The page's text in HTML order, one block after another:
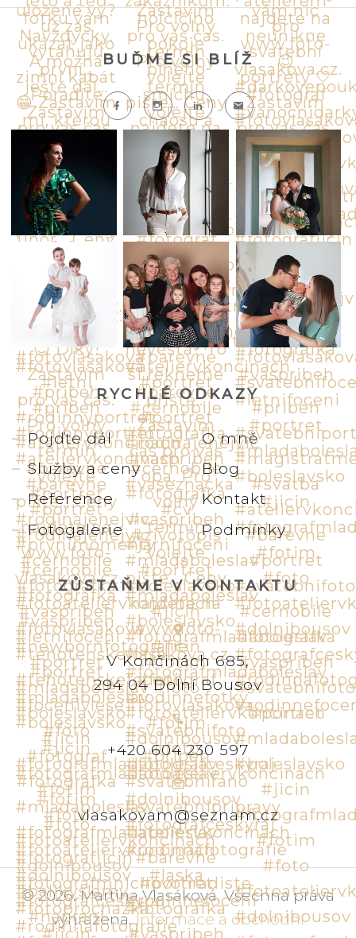
BUĎME SI BLÍŽ
RYCHLÉ ODKAZY
Pojďte dál
Služby a ceny
Reference
Fotogalerie
O mně
Blog
Kontakt
Podmínky
ZŮSTAŇME V KONTAKTU
V Končinách 685,
294 04 Dolní Bousov
+420 604 230 597
vlasakovam@seznam.cz
©2026.Martina Vlasáková.Všechna práva
vyhrazena.Informace a obchodní